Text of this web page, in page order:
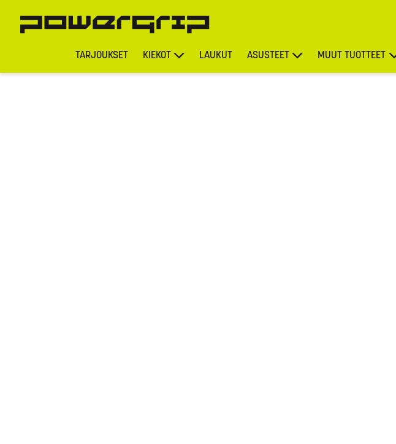
TARJOUKSET KIEKOT LAUKUT ASUSTEET MUUT TUOTTEET